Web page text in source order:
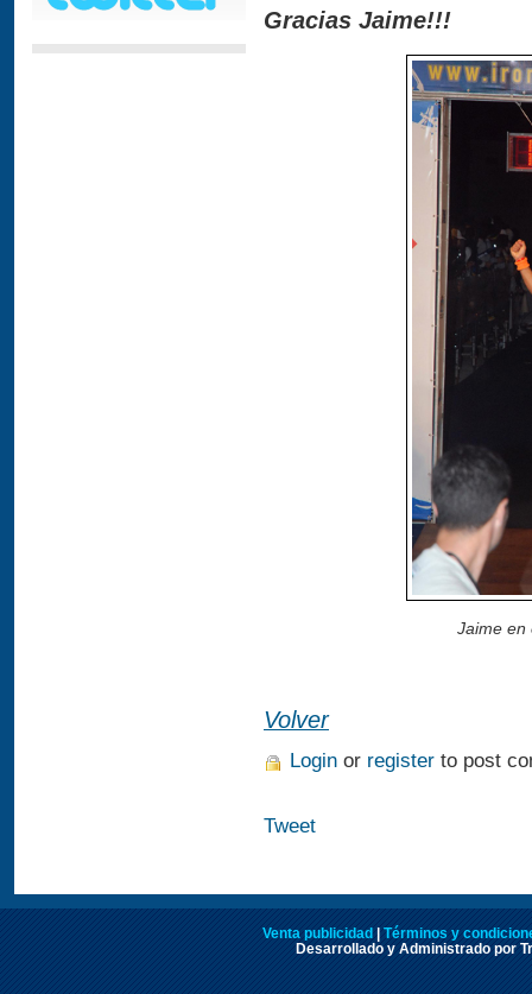
Gracias Jaime!!!
Jaime en
Volver
Login or register to post
Tweet
Venta publicidad | Términos y
Desarrollado y Administrado por